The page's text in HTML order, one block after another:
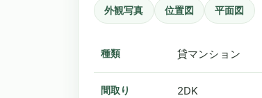
外観写真 位置図 平面図
種類 貸マンション
間取り 2DK